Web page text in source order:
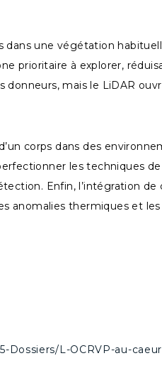
dans une végétation
prioritaire à explorer,
mais le LiDAR
corps dans des
les techniques
Enfin, l’intégration
thermiques et les
L-OCRVP-au-